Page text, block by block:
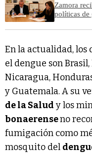
Zamora
políticas de
En la actualidad, los
el dengue son
Nicaragua,
y Guatemala. A su
de la Salud y los
bonaerenseno
fumigación como
mosquito del